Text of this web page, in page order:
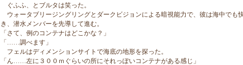
ぐふふ、とブルタは笑った。
ウォータブリージングリングとダークビジョンによる暗視能力で、彼は海中でも
き、潜水メンバーを先導して進む。
「さて、例のコンテナはどこかな？」
「……調べます」
フェルはディメンションサイトで海底の地形を探った。
「ん……左に３００ｍぐらいの所にそれっぽいコンテナがある感じ」